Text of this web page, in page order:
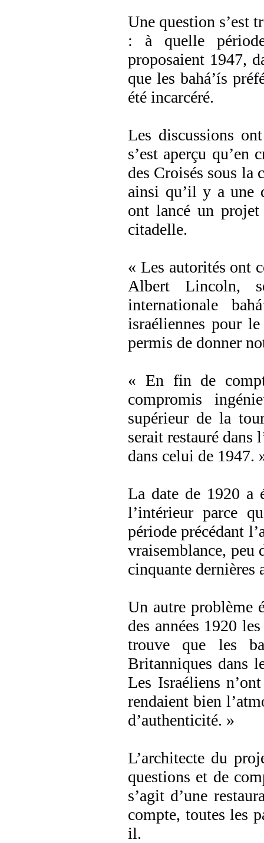
Une question s’est
: à quelle
proposaient 1947,
que les bahá’ís
été incarcéré.
Les discussions
s’est aperçu qu’en
des Croisés sous la
ainsi qu’il y a une
ont lancé un
citadelle.
« Les autorités ont
Albert Lincoln,
internationale
israéliennes pour
permis de donner
« En fin de
compromis
supérieur de la
serait restauré dans
dans celui de 1947.
La date de 1920 a
l’intérieur parce
période précédant
vraisemblance, peu
cinquante dernières
Un autre problème
des années 1920
trouve que les
Britanniques dans
Les Israéliens
rendaient bien
d’authenticité. »
L’architecte du
questions et de
s’agit d’une
compte, toutes les
il.